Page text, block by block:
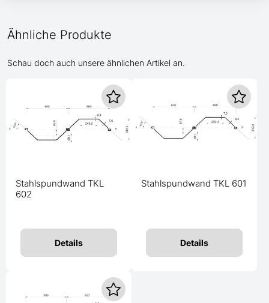
Ähnliche Produkte
Schau doch auch unsere ähnlichen Artikel an.
Stahlspundwand TKL
602
Details
Stahlspundwand TKL 601
Details